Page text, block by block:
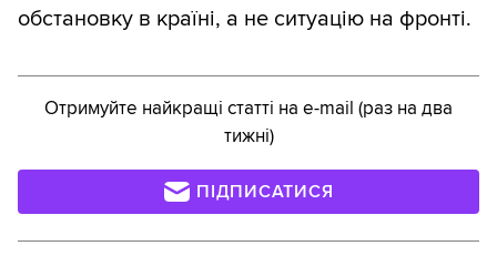
обстановку в країні, а не ситуацію на фронті.
Отримуйте найкращі статті на e-mail (раз на два
тижні)
ПІДПИСАТИСЯ